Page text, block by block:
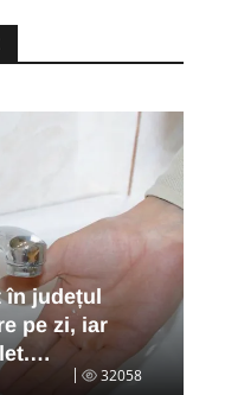
județul
pe zi, iar
32058